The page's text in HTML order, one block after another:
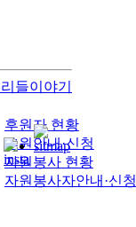
들이야기
후원자 현황
후원안내·신청
자원봉사 현황
자원봉사자안내·신청